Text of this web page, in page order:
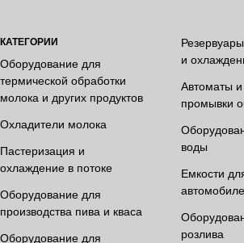
КАТЕГОРИИ
Оборудование для
термической обработки
молока и других продуктов
Охладители молока
Пастеризация и
охлаждение в потоке
Оборудование для
производства пива и кваса
Оборудование для
и
Автоматы и
промывки
воды
Емкости
автомобиле
розлива